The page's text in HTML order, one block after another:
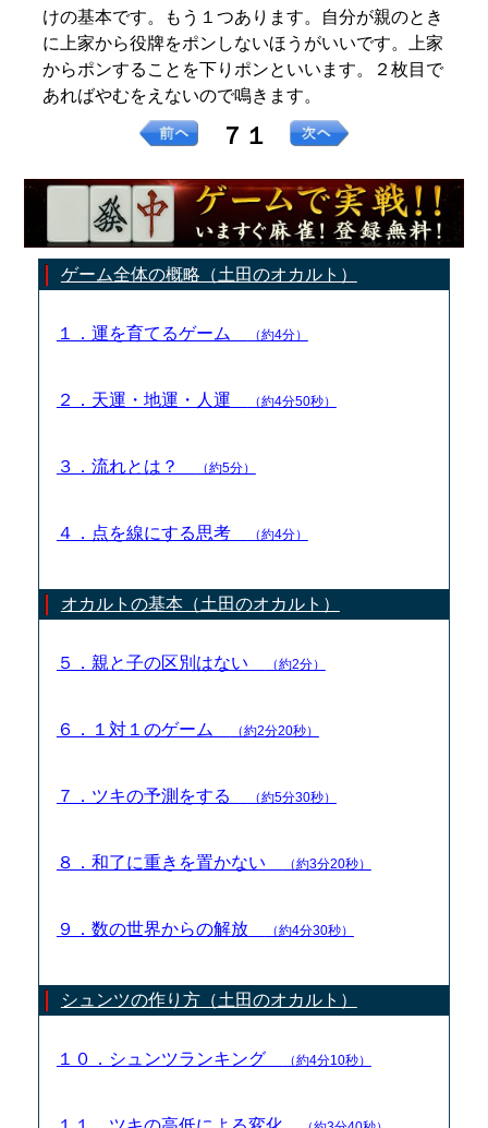
けの基本です。もう１つあります。自分が親のとき
に上家から役牌をポンしないほうがいいです。上家
からポンすることを下りポンといいます。２枚目で
あればやむをえないので鳴きます。
７１
ゲーム全体の概略（土田のオカルト）
１．運を育てるゲーム （約4分）
２．天運・地運・人運 （約4分50秒）
３．流れとは？ （約5分）
４．点を線にする思考 （約4分）
オカルトの基本（土田のオカルト）
５．親と子の区別はない （約2分）
６．１対１のゲーム （約2分20秒）
７．ツキの予測をする （約5分30秒）
８．和了に重きを置かない （約3分20秒）
９．数の世界からの解放 （約4分30秒）
シュンツの作り方（土田のオカルト）
１０．シュンツランキング （約4分10秒）